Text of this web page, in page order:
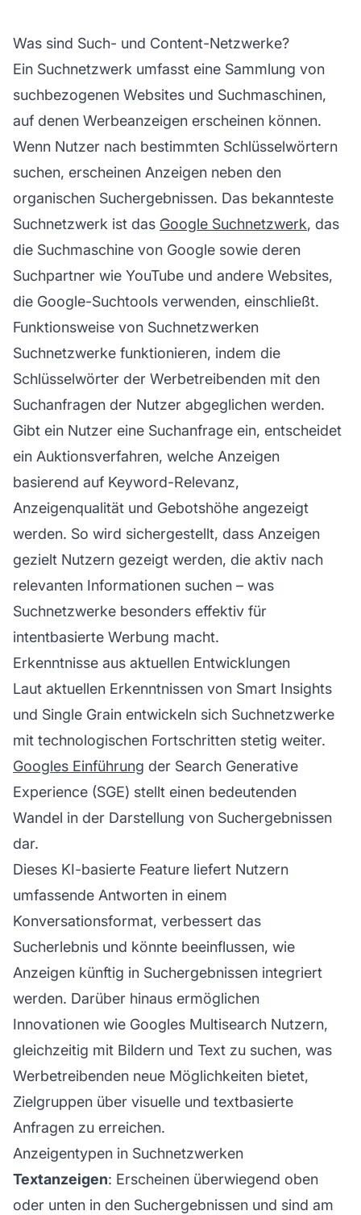
Was sind Such- und Content-Netzwerke?
Ein Suchnetzwerk umfasst eine Sammlung von
suchbezogenen Websites und Suchmaschinen,
auf denen Werbeanzeigen erscheinen können.
Wenn Nutzer nach bestimmten Schlüsselwörtern
suchen, erscheinen Anzeigen neben den
organischen Suchergebnissen. Das bekannteste
Suchnetzwerk ist das Google Suchnetzwerk, das
die Suchmaschine von Google sowie deren
Suchpartner wie YouTube und andere Websites,
die Google-Suchtools verwenden, einschließt.
Funktionsweise von Suchnetzwerken
Suchnetzwerke funktionieren, indem die
Schlüsselwörter der Werbetreibenden mit den
Suchanfragen der Nutzer abgeglichen werden.
Gibt ein Nutzer eine Suchanfrage ein, entscheidet
ein Auktionsverfahren, welche Anzeigen
basierend auf Keyword-Relevanz,
Anzeigenqualität und Gebotshöhe angezeigt
werden. So wird sichergestellt, dass Anzeigen
gezielt Nutzern gezeigt werden, die aktiv nach
relevanten Informationen suchen – was
Suchnetzwerke besonders effektiv für
intentbasierte Werbung macht.
Erkenntnisse aus aktuellen Entwicklungen
Laut aktuellen Erkenntnissen von Smart Insights
und Single Grain entwickeln sich Suchnetzwerke
mit technologischen Fortschritten stetig weiter.
Googles Einführung der Search Generative
Experience (SGE) stellt einen bedeutenden
Wandel in der Darstellung von Suchergebnissen
dar.
Dieses KI-basierte Feature liefert Nutzern
umfassende Antworten in einem
Konversationsformat, verbessert das
Sucherlebnis und könnte beeinflussen, wie
Anzeigen künftig in Suchergebnissen integriert
werden. Darüber hinaus ermöglichen
Innovationen wie Googles Multisearch Nutzern,
gleichzeitig mit Bildern und Text zu suchen, was
Werbetreibenden neue Möglichkeiten bietet,
Zielgruppen über visuelle und textbasierte
Anfragen zu erreichen.
Anzeigentypen in Suchnetzwerken
Textanzeigen: Erscheinen überwiegend oben
oder unten in den Suchergebnissen und sind am